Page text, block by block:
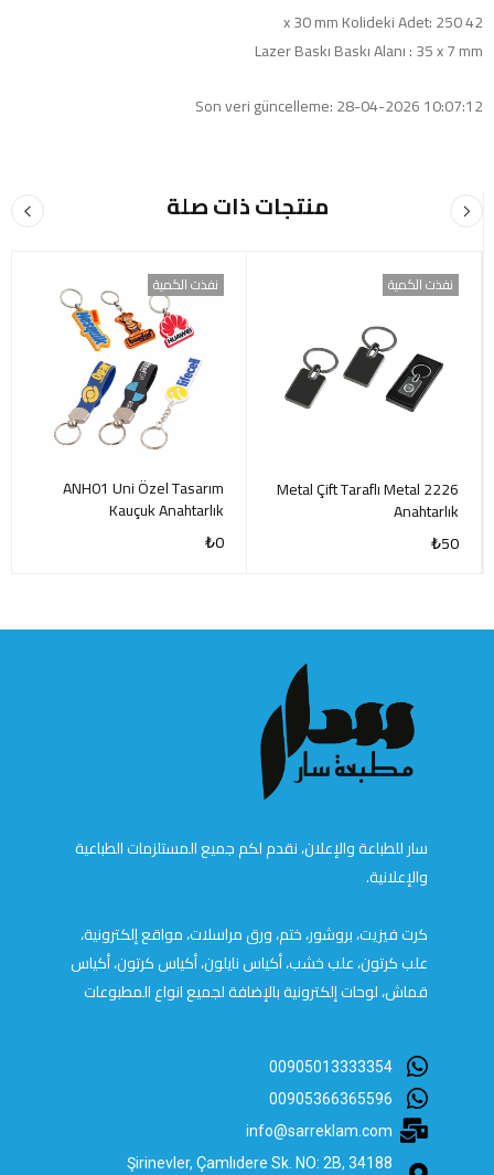
42 x 30 mm Kolideki Adet: 250
Lazer Baskı Baskı Alanı : 35 x 7 mm
Son veri güncelleme: 28-04-2026 10:07:12
منتجات ذات صلة
نفذت الكمية
2226 Metal Çift Taraflı Metal
Anahtarlık
₺50
نفذت الكمية
ANH01 Uni Özel Tasarım
Kauçuk Anahtarlık
₺0
سار للطباعة والإعلان، نقدم لكم جميع المستلزمات الطباعية
والإعلانية.
كرت فيزيت، بروشور، ختم، ورق مراسلات، مواقع إلكترونية،
علب كرتون، علب خشب، أكياس نايلون، أكياس كرتون، أكياس
قماش، لوحات إلكترونية بالإضافة لجميع انواع المطبوعات
00905013333354
00905366365596
info@sarreklam.com
Şirinevler, Çamlıdere Sk. NO: 2B, 34188